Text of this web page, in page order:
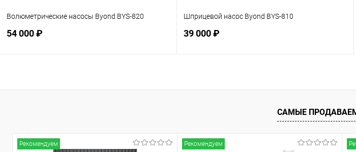
Волюметрические насосы Byond BYS-820
54 000 ₽
Шприцевой насос Byond BYS-810
39 000 ₽
САМЫЕ
Рекомендуем Рекомендуем